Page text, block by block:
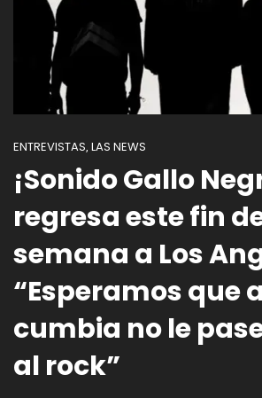
ENTREVISTAS, LAS NEWS
¡Sonido Gallo
regresa este fin
semana a Los
“Esperamos que
cumbia no le
al rock”